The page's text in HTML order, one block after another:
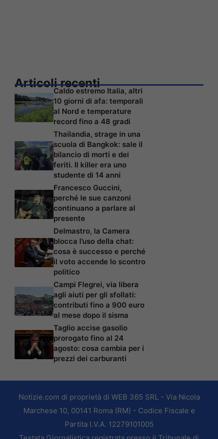
Articoli recenti
Caldo estremo Italia, altri
10 giorni di afa: temporali
al Nord e temperature
record fino a 48 gradi
Thailandia, strage in una
scuola di Bangkok: sale il
bilancio di morti e dei
feriti. Il killer era uno
studente di 14 anni
Francesco Guccini,
perché le sue canzoni
continuano a parlare al
presente
Delmastro, la Camera
blocca l’uso della chat:
cosa è successo e perché
il voto accende lo scontro
politico
Campi Flegrei, via libera
agli aiuti per gli sfollati:
contributi fino a 900 euro
al mese dopo il sisma
Taglio accise gasolio
prorogato fino al 24
agosto: cosa cambia per i
prezzi dei carburanti
Notizie.com di proprietà di WEB 365 SRL - Via Nicola
Marchese 10, 00141 Roma (RM) - Codice Fiscale e
Partita I.V.A. 12279101005